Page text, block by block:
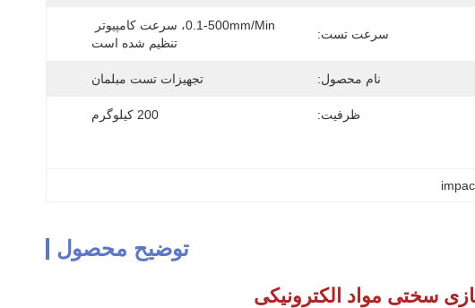
سرعت تست:
تنظیم شده است
نام محصول: تجهیزات تست مبلمان
ظرفیت: 200 کیلوگرم
توضیح محصول
سختی مواد الکترونیکی